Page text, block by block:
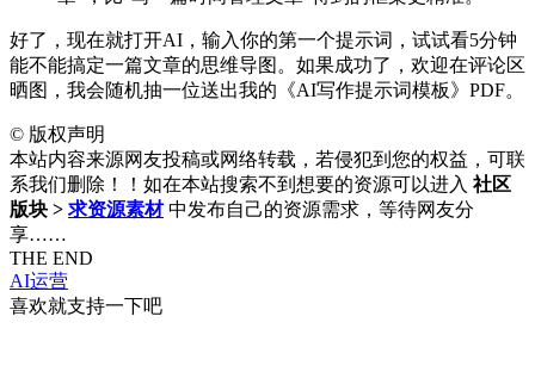
好了，现在就打开AI，输入你的第一个提示词，试试看5分钟
能不能搞定一篇文章的思维导图。如果成功了，欢迎在评论区
晒图，我会随机抽一位送出我的《AI写作提示词模板》PDF。
© 版权声明
本站内容来源网友投稿或网络转载，若侵犯到您的权益，可联
系我们删除！！如在本站搜索不到想要的资源可以进入 社区
版块 > 求资源素材 中发布自己的资源需求，等待网友分
享……
THE END
AI运营
喜欢就支持一下吧